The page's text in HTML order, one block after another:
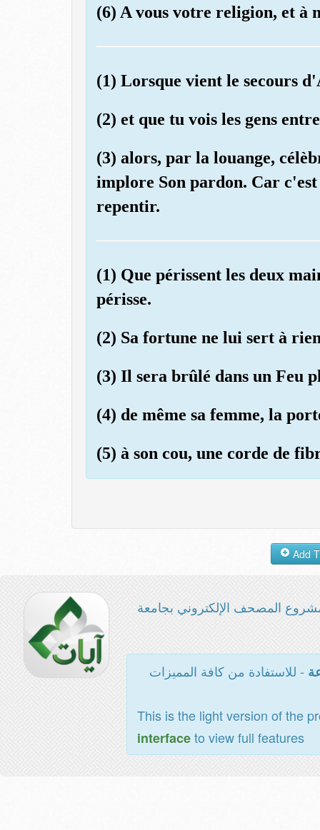
(6) A vous votre religion, et à
(1) Lorsque vient le secours
(2) et que tu vois les gens
(3) alors, par la louange,
implore Son pardon. Car
repentir.
(1) Que périssent les deux
périsse.
(2) Sa fortune ne lui sert à
(3) Il sera brûlé dans un Feu
(4) de même sa femme, la
(5) à son cou, une corde de
المصحف الإلكتروني بجامعة
- للاستفادة من كافة المميزات
This is the light version of the
interfaceto view full features